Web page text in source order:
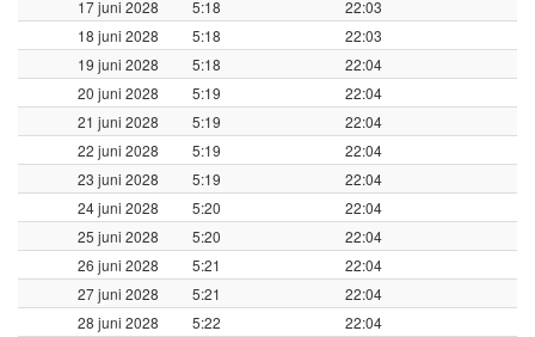
17 juni 2028 5:18
22:03
18 juni 2028
5:18
22:03
19 juni 2028
5:18
22:04
20 juni 2028
5:19
22:04
21 juni 2028
5:19
22:04
22 juni 2028
5:19
22:04
23 juni 2028
5:19
22:04
24 juni 2028
5:20
22:04
25 juni 2028
5:20
22:04
26 juni 2028
5:21
22:04
27 juni 2028
5:21
22:04
28 juni 2028
5:22
22:04